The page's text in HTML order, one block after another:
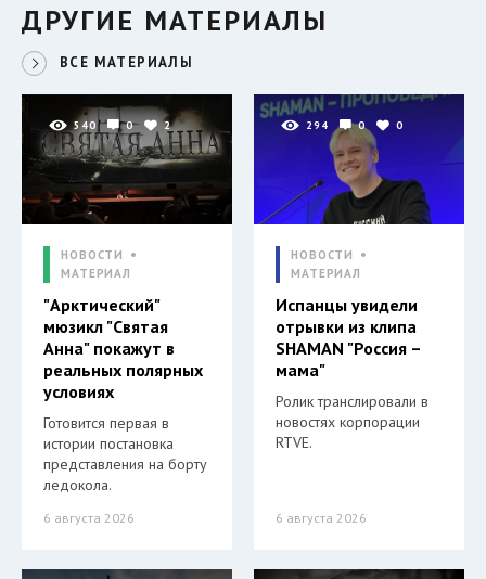
ДРУГИЕ МАТЕРИАЛЫ
ВСЕ МАТЕРИАЛЫ
540 0 2
НОВОСТИ
МАТЕРИАЛ
"Арктический"
мюзикл "Святая
Анна" покажут в
реальных полярных
условиях
Готовится первая в
истории постановка
представления на борту
ледокола.
6 августа 2026
294 0 0
НОВОСТИ
МАТЕРИАЛ
Испанцы увидели
отрывки из клипа
SHAMAN "Россия –
мама"
Ролик транслировали в
новостях корпорации
RTVE.
6 августа 2026